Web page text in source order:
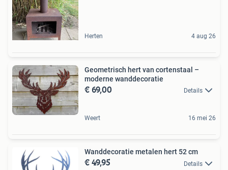
Herten 4 aug 26
Geometrisch hert van cortenstaal –
moderne wanddecoratie
€ 69,00 Details
Weert 16 mei 26
Wanddecoratie metalen hert 52 cm
€ 49,95 Details